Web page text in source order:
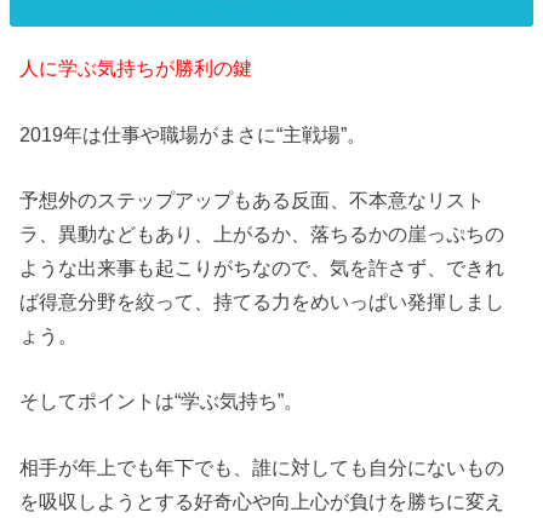
人に学ぶ気持ちが勝利の鍵
2019年は仕事や職場がまさに“主戦場”。
予想外のステップアップもある反面、不本意なリスト
ラ、異動などもあり、上がるか、落ちるかの崖っぷちの
ような出来事も起こりがちなので、気を許さず、できれ
ば得意分野を絞って、持てる力をめいっぱい発揮しまし
ょう。
そしてポイントは“学ぶ気持ち”。
相手が年上でも年下でも、誰に対しても自分にないもの
を吸収しようとする好奇心や向上心が負けを勝ちに変え